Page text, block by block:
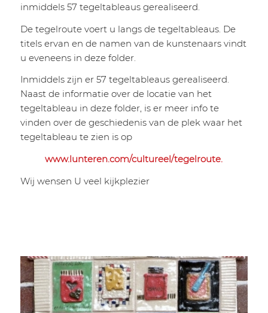
inmiddels 57 tegeltableaus gerealiseerd.
De tegelroute voert u langs de tegeltableaus. De
titels ervan en de namen van de kunstenaars vindt
u eveneens in deze folder.
Inmiddels zijn er 57 tegeltableaus gerealiseerd.
Naast de informatie over de locatie van het
tegeltableau in deze folder, is er meer info te
vinden over de geschiedenis van de plek waar het
tegeltableau te zien is op
www.lunteren.com/cultureel/tegelroute.
Wij wensen U veel kijkplezier